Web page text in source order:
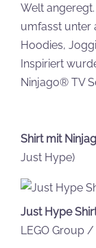
Welt
umfasst unter
Hoodies,
Inspiriert
Ninjago® TV
Shirt mit
Just Hype)
Just Hype
LEGO Group